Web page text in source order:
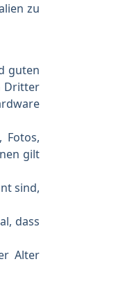
zu
guten
Dritter
Fotos,
gilt
sind,
dass
Alter